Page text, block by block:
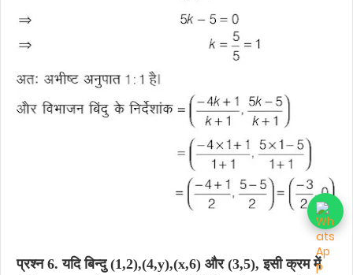
प्रश्न 6.यदि बिन्दु (1,2),(4,y),(x,6) और (3,5), इसी क्रम में